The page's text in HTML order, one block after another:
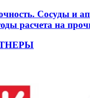
Сосуды и
расчета на